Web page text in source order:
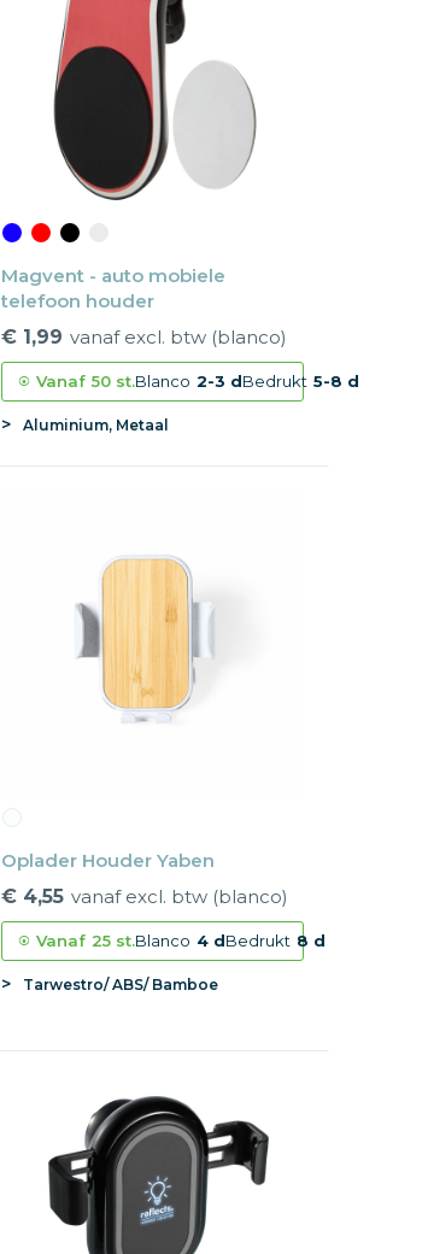
Magvent - auto mobiele
telefoon houder
€ 1,99 vanaf excl. btw (blanco)
Vanaf 50 st.Blanco 2-3 dBedrukt 5-8 d
Aluminium, Metaal
Oplader Houder Yaben
€ 4,55 vanaf excl. btw (blanco)
Vanaf 25 st.Blanco 4 dBedrukt 8 d
Tarwestro/ ABS/ Bamboe